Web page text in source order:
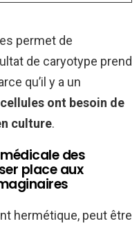
permet de
de caryotype prend
qu’il y a un
cellules ont besoin de
culture.
des
place aux
hermétique, peut être